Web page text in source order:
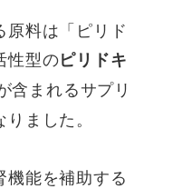
料は「ピリド
性型のピリドキ
含まれるサプリ
ました。
能を補助する